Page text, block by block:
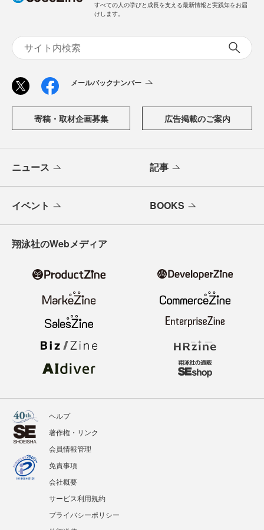
すべての人の学びと成長を支える最新情報と実践知をお届
けします。
メールバックナンバー
寄稿・取材企画募集 広告掲載のご案内
ニュース 記事
イベント BOOKS
翔泳社のWebメディア
ヘルプ
著作権・リンク
会員情報管理
免責事項
会社概要
サービス利用規約
プライバシーポリシー